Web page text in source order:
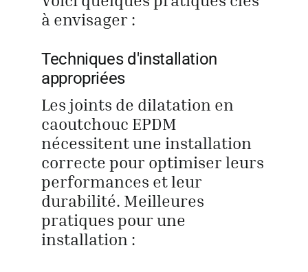
à envisager :
Techniques d'installation
appropriées
Les joints de dilatation en
caoutchouc EPDM
nécessitent une installation
correcte pour optimiser leurs
performances et leur
durabilité. Meilleures
pratiques pour une
installation :